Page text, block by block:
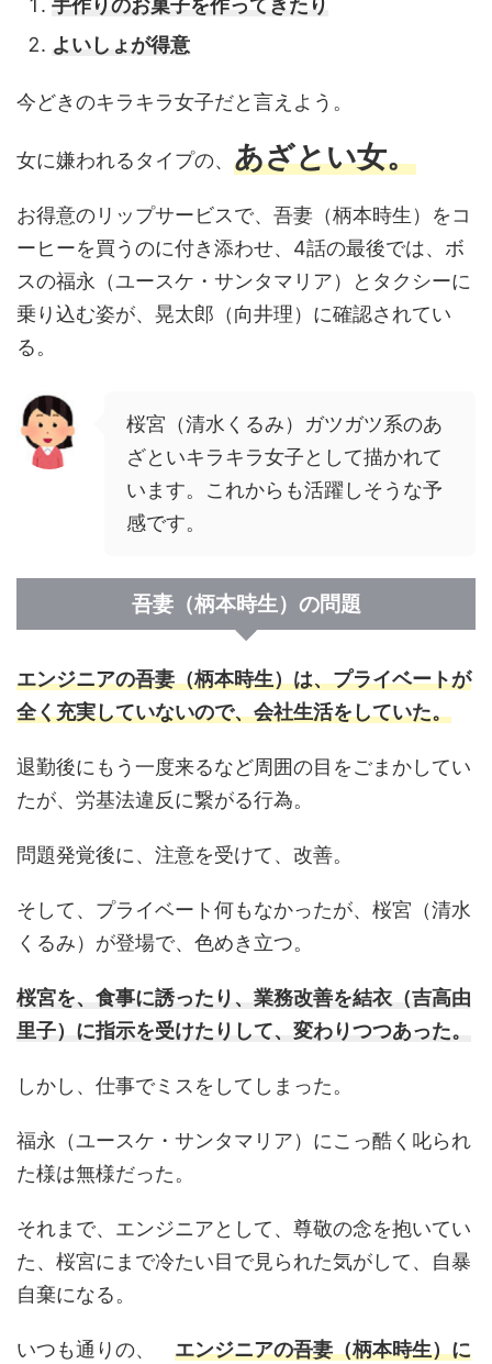
よいしょが得意
今どきのキラキラ女子だと言えよう。
女に嫌われるタイプの、 あざとい女。
お得意のリップサービスで、吾妻（柄本時生）をコ
ーヒーを買うのに付き添わせ、4話の最後では、ボ
スの福永（ユースケ・サンタマリア）とタクシーに
乗り込む姿が、晃太郎（向井理）に確認されてい
る。
桜宮（清水くるみ）ガツガツ系のあ
ざといキラキラ女子として描かれて
います。これからも活躍しそうな予
感です。
吾妻（柄本時生）の問題
エンジニアの吾妻（柄本時生）は、プライベートが
全く充実していないので、会社生活をしていた。
退勤後にもう一度来るなど周囲の目をごまかしてい
たが、労基法違反に繋がる行為。
問題発覚後に、注意を受けて、改善。
そして、プライベート何もなかったが、桜宮（清水
くるみ）が登場で、色めき立つ。
桜宮を、食事に誘ったり、業務改善を結衣（吉高由
里子）に指示を受けたりして、変わりつつあった。
しかし、仕事でミスをしてしまった。
福永（ユースケ・サンタマリア）にこっ酷く叱られ
た様は無様だった。
それまで、エンジニアとして、尊敬の念を抱いてい
た、桜宮にまで冷たい目で見られた気がして、自暴
自棄になる。
いつも通りの、 エンジニアの吾妻（柄本時生）に